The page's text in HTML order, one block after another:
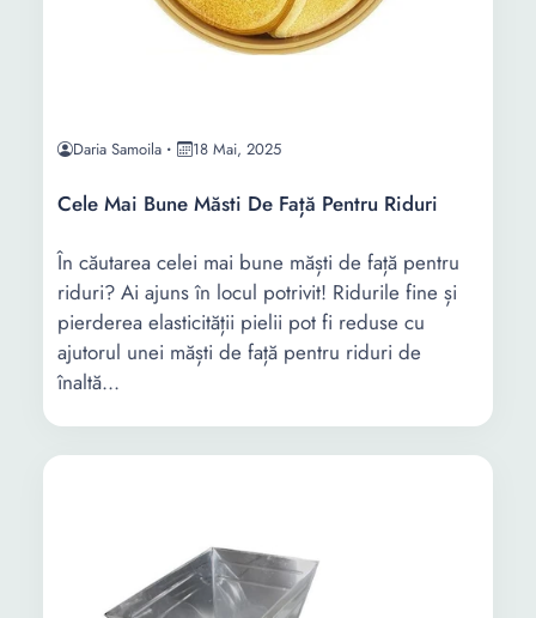
Daria Samoila 18 Mai, 2025
Cele Mai Bune Măsti De Față Pentru Riduri
În căutarea celei mai bune măști de față pentru
riduri? Ai ajuns în locul potrivit! Ridurile fine și
pierderea elasticității pielii pot fi reduse cu
ajutorul unei măști de față pentru riduri de
înaltă...